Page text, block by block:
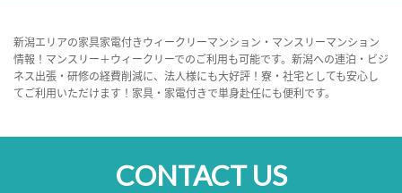
新潟エリアの家具家電付きウィークリーマンション・マンスリーマンション
情報！マンスリー＋ウィークリーでのご利用も可能です。新潟への連泊・ビジ
ネス出張・研修の経費削減に、法人様にも大好評！寮・社宅としても安心し
てご利用いただけます！家具・家電付きで単身赴任にも便利です。
CONTACT US